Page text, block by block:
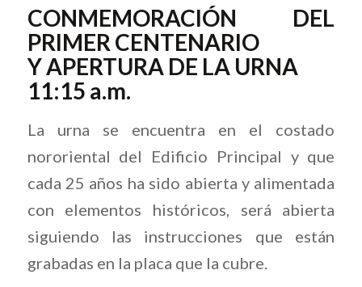
CONMEMORACIÓN DEL
PRIMER CENTENARIO
Y APERTURA DE LA URNA
11:15 a.m.
La urna se encuentra en el costado
nororiental del Edificio Principal y que
cada 25 años ha sido abierta y alimentada
con elementos históricos, será abierta
siguiendo las instrucciones que están
grabadas en la placa que la cubre.